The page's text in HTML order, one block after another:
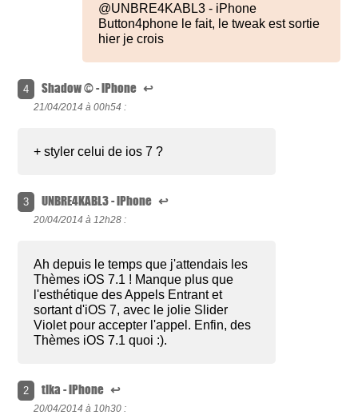
@UNBRE4KABL3 - iPhone
Button4phone le fait, le tweak est sortie
hier je crois
4 Shadow © - iPhone ↩
21/04/2014 à 00h54 :
+ styler celui de ios 7 ?
3 UNBRE4KABL3 - iPhone ↩
20/04/2014 à 12h28 :
Ah depuis le temps que j'attendais les
Thèmes iOS 7.1 ! Manque plus que
l'esthétique des Appels Entrant et
sortant d'iOS 7, avec le jolie Slider
Violet pour accepter l'appel. Enfin, des
Thèmes iOS 7.1 quoi :).
2 tika - iPhone ↩
20/04/2014 à 10h30 :